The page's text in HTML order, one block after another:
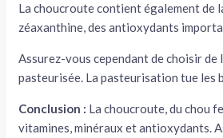
La choucroute contient également de
zéaxanthine, des antioxydants
Assurez-vous cependant de choisir de
pasteurisée. La pasteurisation tue les
Conclusion : La choucroute, du chou
vitamines, minéraux et antioxydants.